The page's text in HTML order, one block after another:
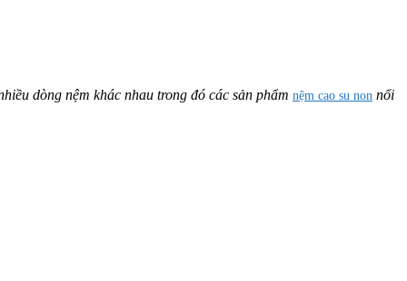
dòng nệm khác nhau trong đó các sản phẩm nệm cao su non nổi